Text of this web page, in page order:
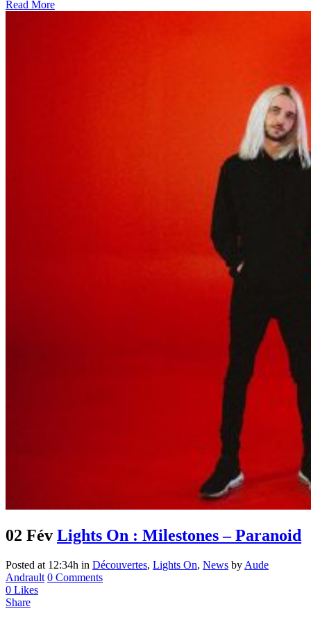
Read More
02 Fév Lights On : Milestones – Paranoid
Posted at 12:34h in Découvertes, Lights On, News by Aude
Andrault 0 Comments
0 Likes
Share